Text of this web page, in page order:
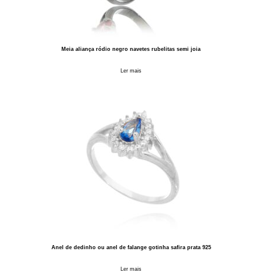
Meia aliança ródio negro navetes rubelitas semi joia
Ler mais
Anel de dedinho ou anel de falange gotinha safira prata 925
Ler mais